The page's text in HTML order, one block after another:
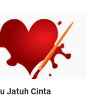
Jatuh Cinta